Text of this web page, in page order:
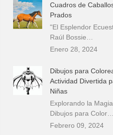
Cuadros de
Prados
"El Esplendor
Raúl Bossie…
Enero 28, 2024
Dibujos para
Actividad Divertida
Niñas
Explorando la
Dibujos para Color…
Febrero 09, 2024